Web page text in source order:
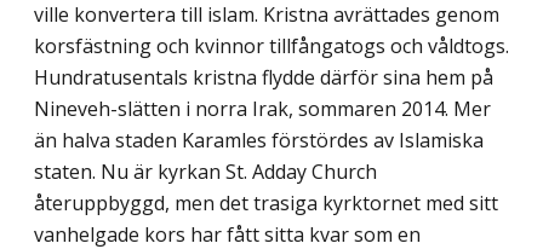
ville konvertera till islam. Kristna avrättades genom
korsfäst­ning och kvinnor tillfångatogs och våldtogs.
Hundratusentals kristna flydde därför sina hem på
Nineveh-slätten i norra Irak, sommaren 2014. Mer
än halva staden Karamles förstördes av Islamiska
staten. Nu är kyrkan St. Adday Church
återuppbyggd, men det trasiga kyrktornet med sitt
vanhelgade kors har fått sitta kvar som en